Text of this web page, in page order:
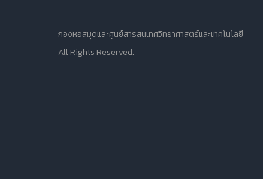
กองหอสมุดและศูนย์สารสนเทศวิทยาศาสตร์และเทคโนโลยี
All Rights Reserved.